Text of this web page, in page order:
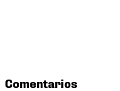
Comentarios